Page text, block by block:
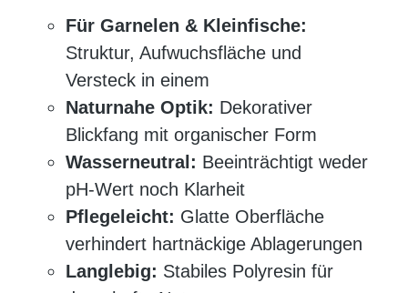
Für Garnelen & Kleinfische:
Struktur, Aufwuchsfläche und
Versteck in einem
Naturnahe Optik: Dekorativer
Blickfang mit organischer Form
Wasserneutral: Beeinträchtigt weder
pH-Wert noch Klarheit
Pflegeleicht: Glatte Oberfläche
verhindert hartnäckige Ablagerungen
Langlebig: Stabiles Polyresin für